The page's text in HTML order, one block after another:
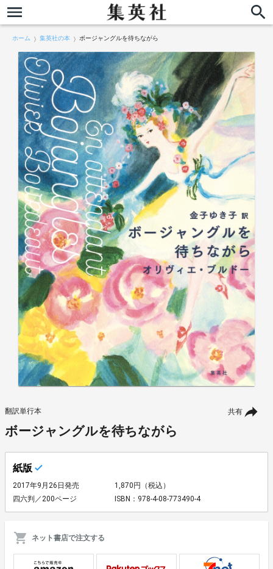
ホーム 集英社の本 ボージャングルを待ちながら
共有
翻訳単行本
ボージャングルを待ちながら
紙版
2017年9月26日発売
1,870円（税込）
四六判／200ページ
ISBN：978-4-08-773490-4
ネット書店で注文する